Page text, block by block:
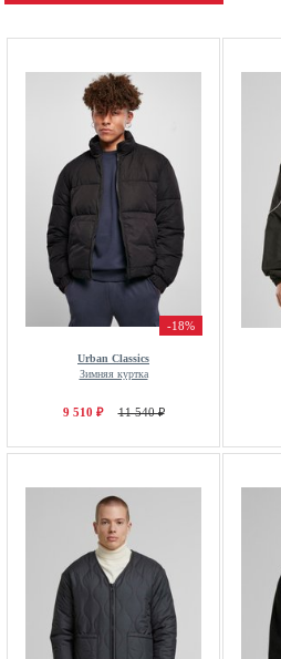
-18%
Urban Classics
Зимняя куртка
9 510 ₽ 11 540 ₽